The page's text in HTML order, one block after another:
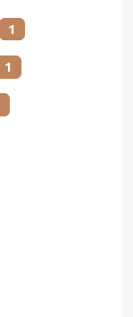
1
1